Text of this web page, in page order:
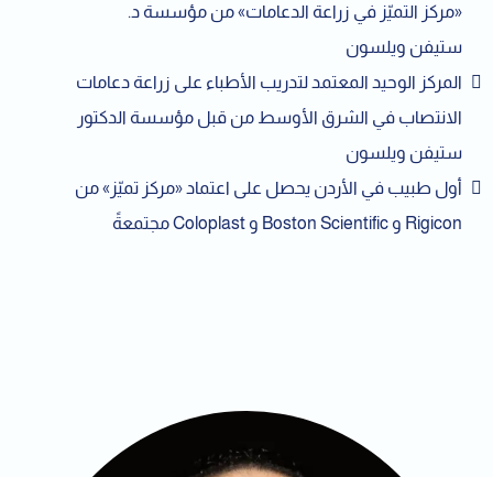
«مركز التميّز في زراعة الدعامات» من مؤسسة د.
ستيفن ويلسون
المركز الوحيد المعتمد لتدريب الأطباء على زراعة دعامات
الانتصاب في الشرق الأوسط من قبل مؤسسة الدكتور
ستيفن ويلسون
أول طبيب في الأردن يحصل على اعتماد «مركز تميّز» من
Rigicon و Boston Scientific و Coloplast مجتمعةً